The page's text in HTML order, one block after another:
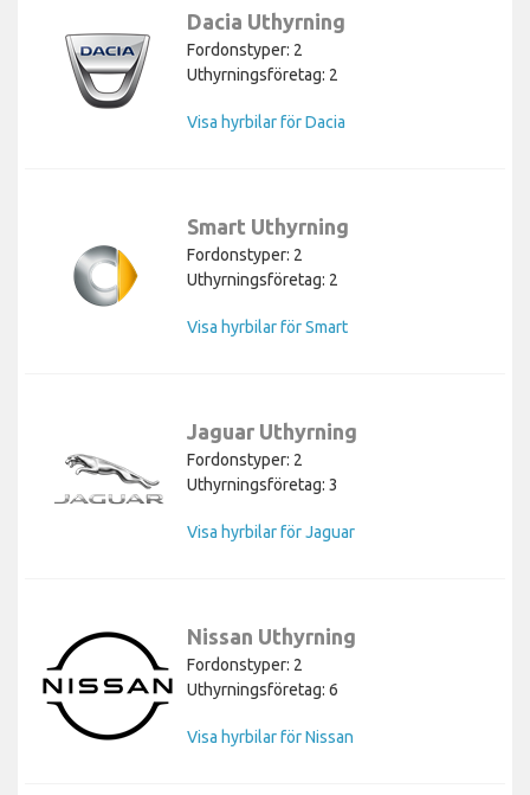
Dacia Uthyrning
Fordonstyper: 2
Uthyrningsföretag: 2
Visa hyrbilar för Dacia
Smart Uthyrning
Fordonstyper: 2
Uthyrningsföretag: 2
Visa hyrbilar för Smart
Jaguar Uthyrning
Fordonstyper: 2
Uthyrningsföretag: 3
Visa hyrbilar för Jaguar
Nissan Uthyrning
Fordonstyper: 2
Uthyrningsföretag: 6
Visa hyrbilar för Nissan